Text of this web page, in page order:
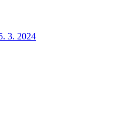
3. 2024